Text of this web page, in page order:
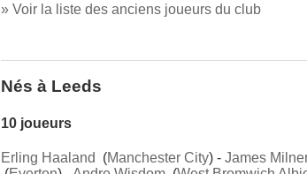
» Voir la liste des anciens joueurs du club
Nés à Leeds
10 joueurs
Erling Haaland (Manchester City) - James